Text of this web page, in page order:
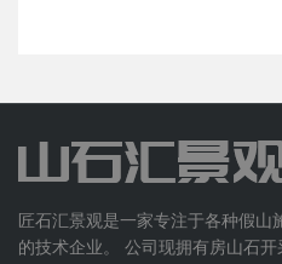
匠石汇景观是一家专注于各种假山
的技术企业。 公司现拥有房山石